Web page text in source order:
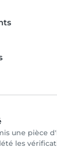
une pièce
les